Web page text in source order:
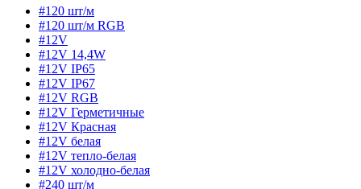
#120 шт/м
#120 шт/м RGB
#12V
#12V 14,4W
#12V IP65
#12V IP67
#12V RGB
#12V Герметичные
#12V Красная
#12V белая
#12V тепло-белая
#12V холодно-белая
#240 шт/м